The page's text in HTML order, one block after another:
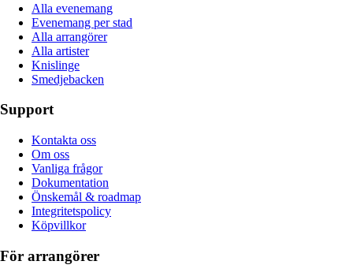
Alla evenemang
Evenemang per stad
Alla arrangörer
Alla artister
Knislinge
Smedjebacken
Support
Kontakta oss
Om oss
Vanliga frågor
Dokumentation
Önskemål & roadmap
Integritetspolicy
Köpvillkor
För arrangörer